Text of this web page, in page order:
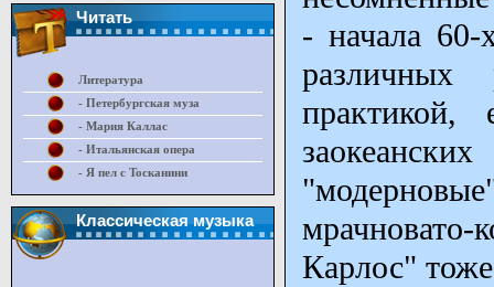
- начала 60-
Карлос"
Читать
Литература
- Петербургская муза
- Мария Каллас
- Итальянская опера
- Я пел с Тосканини
Классическая музыка